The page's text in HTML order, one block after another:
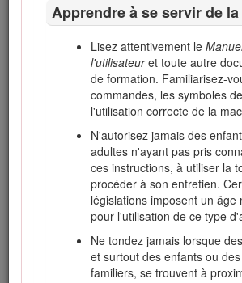
Apprendre à se servir de
Lisez attentivement le
l'utilisateuret toute autre
de formation. Familiarisez-
commandes, les symboles
l'utilisation correcte de la
N'autorisez jamais des
adultes n'ayant pas pris
ces instructions, à utiliser la
procéder à son entretien.
législations imposent un âge
pour l'utilisation de ce type
Ne tondez jamais lorsque
et surtout des enfants ou
familiers, se trouvent à
concernant un produit ou un accessoire,
l'adresse des concessionnaires ou pour
Pour obtenir des prestations de service,
d'origine ou des renseignements
munissez-vous des numéros de modèle
produit et contactez un concessionnaire-
le service client Toro. Les numéros de
sont indiqués sur une plaque fixée au
sous le repose-pieds. Inscrivez les
réservé à cet effet.
Les mises en garde de ce manuel
potentiels et sont signalées par le
), qui indique un danger pouvant
blessures graves ou mortelles si les
recommandées ne sont pas respectées.